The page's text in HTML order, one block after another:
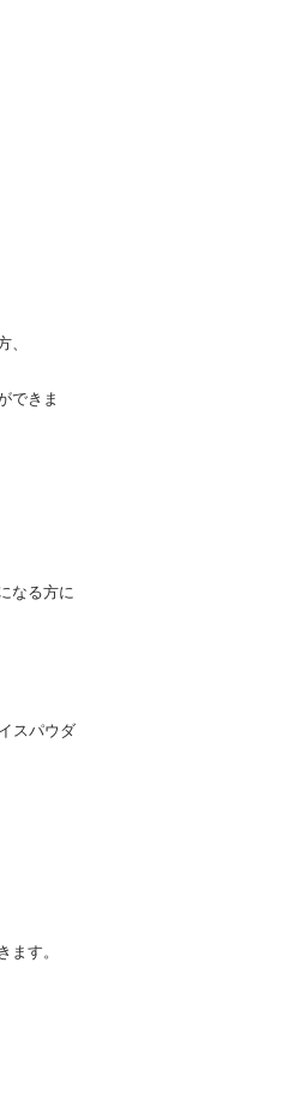
できま
なる方に
スパウダ
す。